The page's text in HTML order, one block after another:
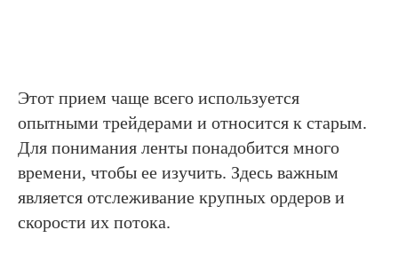
Этот прием чаще всего используется
опытными трейдерами и относится к старым.
Для понимания ленты понадобится много
времени, чтобы ее изучить. Здесь важным
является отслеживание крупных ордеров и
скорости их потока.